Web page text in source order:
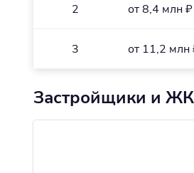
2 от 8,4 млн ₽
3 от 11,2 млн
Застройщики и